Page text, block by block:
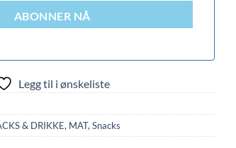
ABONNER NÅ
Legg til i ønskeliste
& DRIKKE, MAT,Snacks